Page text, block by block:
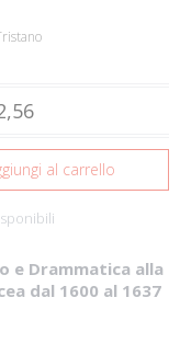
al carrello
e Drammatica alla
dal 1600 al 1637